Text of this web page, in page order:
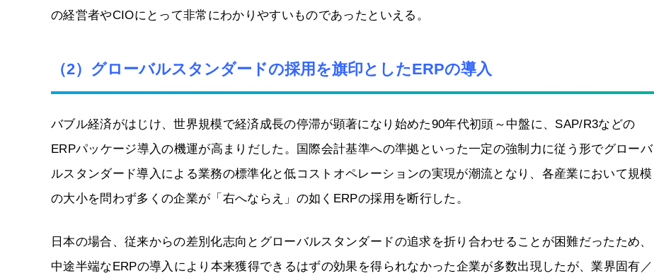
の経営者やCIOにとって非常にわかりやすいものであったといえる。
（2）グローバルスタンダードの採用を旗印としたERPの導入
バブル経済がはじけ、世界規模で経済成長の停滞が顕著になり始めた90年代初頭～中盤に、SAP/R3などの
ERPパッケージ導入の機運が高まりだした。国際会計基準への準拠といった一定の強制力に従う形でグローバ
ルスタンダード導入による業務の標準化と低コストオペレーションの実現が潮流となり、各産業において規模
の大小を問わず多くの企業が「右へならえ」の如くERPの採用を断行した。
日本の場合、従来からの差別化志向とグローバルスタンダードの追求を折り合わせることが困難だったため、
中途半端なERPの導入により本来獲得できるはずの効果を得られなかった企業が多数出現したが、業界固有／